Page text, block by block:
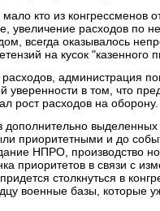
кто из конгрессменов
увеличение расходов по
всегда оказывалось
на кусок "казенного
администрация
уверенности в том, что
рост расходов на оборону.
дополнительно
приоритетными и до
НПРО, производство
приоритетов в связи с
столкнуться в
военные базы, которые